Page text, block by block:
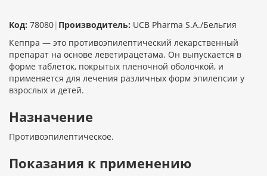
Код: 78080| Производитель: UCB Pharma S.A./Бельгия
Кеппра — это противоэпилептический лекарственный
препарат на основе леветирацетама. Он выпускается в
форме таблеток, покрытых пленочной оболочкой, и
применяется для лечения различных форм эпилепсии у
взрослых и детей.
Назначение
Противоэпилептическое.
Показания к применению